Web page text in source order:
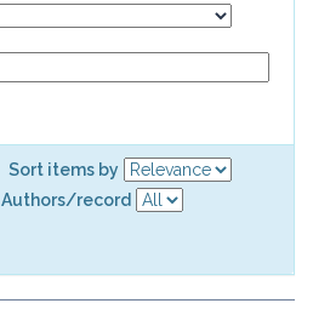
Sort items by
Authors/record